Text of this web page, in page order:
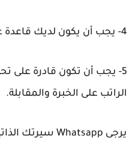
4- يجب أن يكون لديك قاعدة عملاء واسعة.
5- يجب أن تكون قادرة على
الراتب على الخبرة والمقابلة.
يرجى Whatsapp سيرتك الذاتية على: